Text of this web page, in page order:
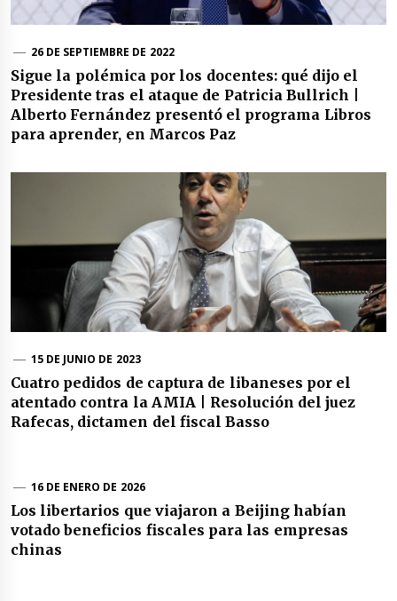
26 DE SEPTIEMBRE DE 2022
Sigue la polémica por los docentes: qué dijo el
Presidente tras el ataque de Patricia Bullrich |
Alberto Fernández presentó el programa Libros
para aprender, en Marcos Paz
15 DE JUNIO DE 2023
Cuatro pedidos de captura de libaneses por el
atentado contra la AMIA | Resolución del juez
Rafecas, dictamen del fiscal Basso
16 DE ENERO DE 2026
Los libertarios que viajaron a Beijing habían
votado beneficios fiscales para las empresas
chinas